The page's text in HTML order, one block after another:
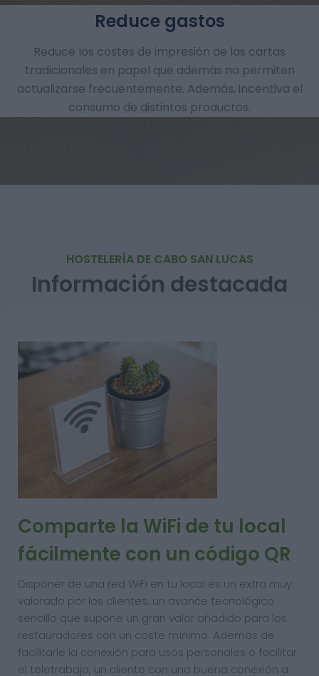
Reduce los costes de impresión de las cartas
tradicionales en papel que además no permiten
actualizarse frecuentemente. Además, incentiva el
consumo de distintos productos.
Reduce gastos
HOSTELERÍA DE CABO SAN LUCAS
Información destacada
Comparte la WiFi de tu local
fácilmente con un código QR
Disponer de una red WiFi en tu local es un extra muy
valorado por los clientes, un avance tecnológico
sencillo que supone un gran valor añadido para los
restauradores con un coste mínimo. Además de
facilitarle la conexión para usos personales o facilitar
el teletrabajo, un cliente con una buena conexión a